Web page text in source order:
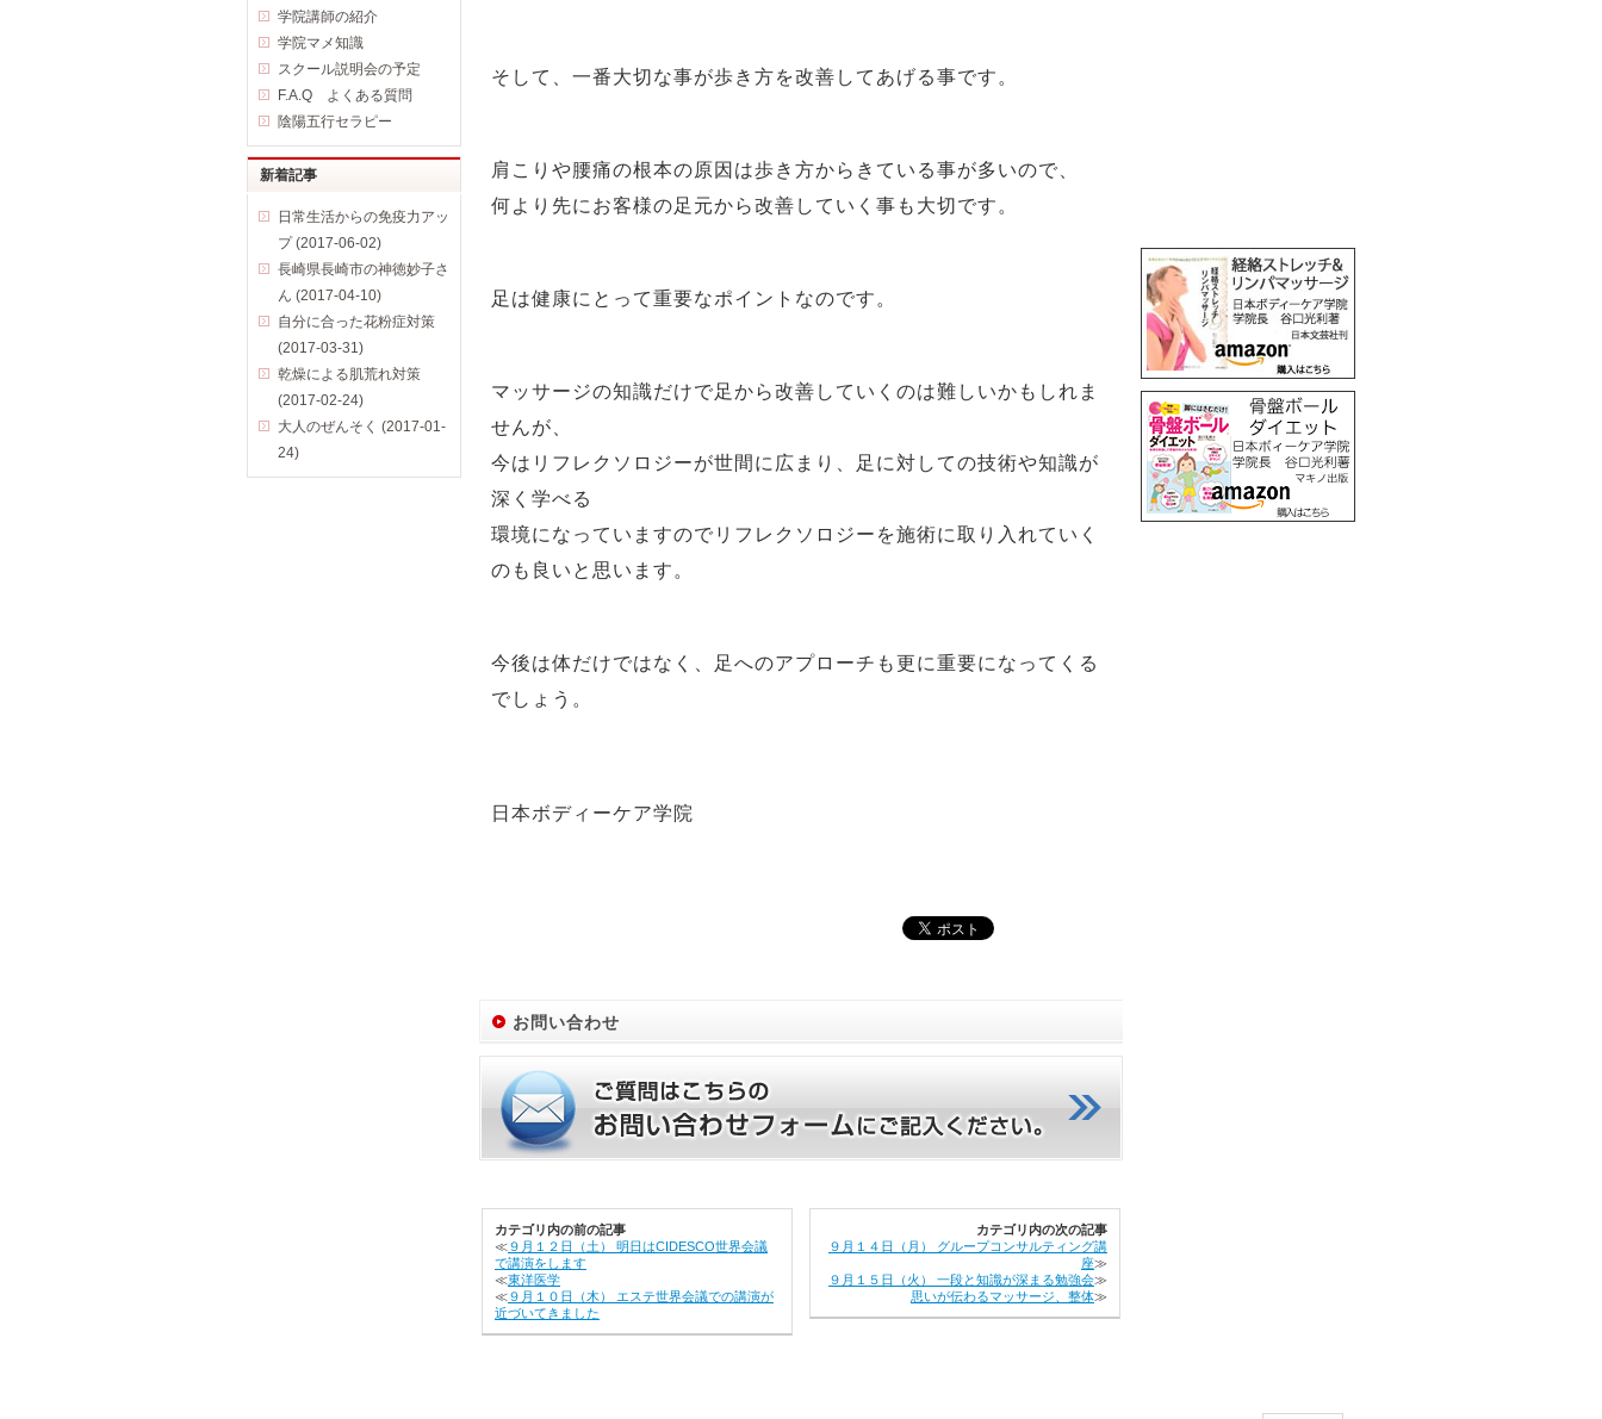
そして、一番大切な事が歩き方を改善してあげる事です。
肩こりや腰痛の根本の原因は歩き方からきている事が多いので、
何より先にお客様の足元から改善していく事も大切です。
足は健康にとって重要なポイントなのです。
マッサージの知識だけで足から改善していくのは難しいかもしれま
せんが、
今はリフレクソロジーが世間に広まり、足に対しての技術や知識が
深く学べる
環境になっていますのでリフレクソロジーを施術に取り入れていく
のも良いと思います。
今後は体だけではなく、足へのアプローチも更に重要になってくる
でしょう。
日本ボディーケア学院
お問い合わせ
カテゴリ内の前の記事
≪９月１２日（土） 明日はCIDESCO世界会議
で講演をします
≪東洋医学
≪９月１０日（木） エステ世界会議での講演が
近づいてきました
カテゴリ内の次の記事
９月１４日（月） グループコンサルティング講
座≫
９月１５日（火） 一段と知識が深まる勉強会≫
思いが伝わるマッサージ、整体≫
学院講師の紹介
学院マメ知識
スクール説明会の予定
F.A.Q よくある質問
陰陽五行セラピー
新着記事
日常生活からの免疫力アッ
プ (2017-06-02)
長崎県長崎市の神徳妙子さ
ん (2017-04-10)
自分に合った花粉症対策
(2017-03-31)
乾燥による肌荒れ対策
(2017-02-24)
大人のぜんそく (2017-01-
24)